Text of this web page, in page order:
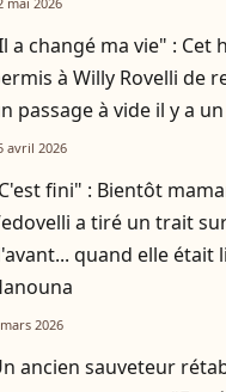
a changé ma vie" : Cet
à Willy Rovelli de
passage à vide il y a
avril 2026
fini" : Bientôt
a tiré un trait
quand elle était
2026
ancien sauveteur